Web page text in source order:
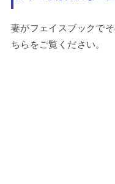
妻がフェイスブックで
ちらをご覧ください。